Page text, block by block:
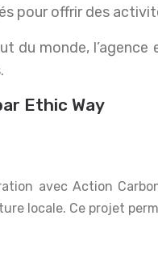
pour offrir des
du monde,
Ethic Way
locale. Ce projet